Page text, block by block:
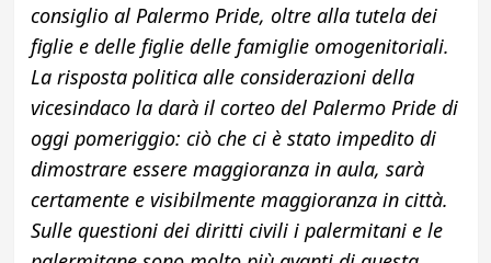
consiglio al Palermo Pride, oltre alla tutela dei
figlie e delle figlie delle famiglie omogenitoriali.
La risposta politica alle considerazioni della
vicesindaco la darà il corteo del Palermo Pride di
oggi pomeriggio: ciò che ci è stato impedito di
dimostrare essere maggioranza in aula, sarà
certamente e visibilmente maggioranza in città.
Sulle questioni dei diritti civili i palermitani e le